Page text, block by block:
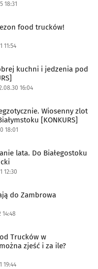
18:31
food trucków!
11:54
kuchni i jedzenia pod
16:04
Wiosenny zlot
[KONKURS]
18:01
lata. Do Białegostoku
12:30
do Zambrowa
14:48
Trucków w
zjeść i za ile?
19:44